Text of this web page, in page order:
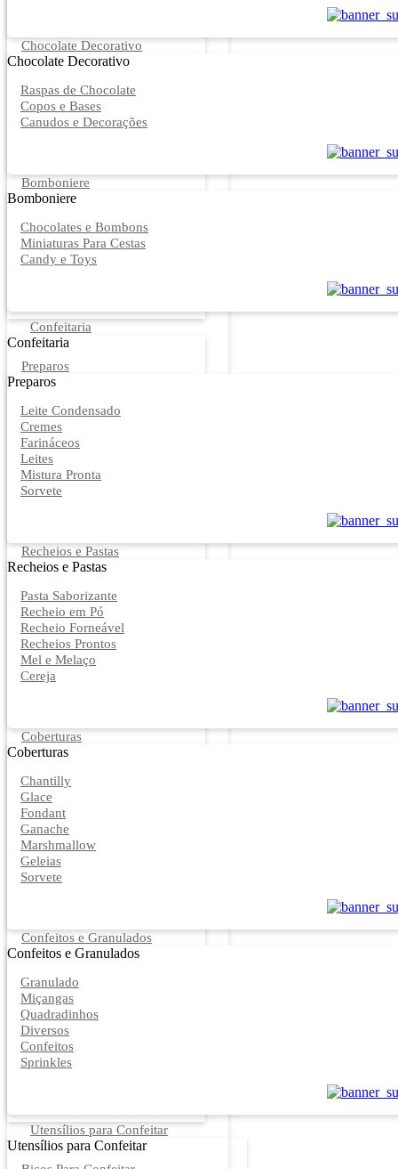
Chocolate Decorativo
Chocolate Decorativo
Raspas de Chocolate
Copos e Bases
Canudos e Decorações
Bomboniere
Bomboniere
Chocolates e Bombons
Miniaturas Para Cestas
Candy e Toys
Confeitaria
Confeitaria
Preparos
Preparos
Leite Condensado
Cremes
Farináceos
Leites
Mistura Pronta
Sorvete
Recheios e Pastas
Recheios e Pastas
Pasta Saborizante
Recheio em Pó
Recheio Forneável
Recheios Prontos
Mel e Melaço
Cereja
Coberturas
Coberturas
Chantilly
Glace
Fondant
Ganache
Marshmallow
Geleias
Sorvete
Confeitos e Granulados
Confeitos e Granulados
Granulado
Miçangas
Quadradinhos
Diversos
Confeitos
Sprinkles
Utensílios para Confeitar
Utensílios para Confeitar